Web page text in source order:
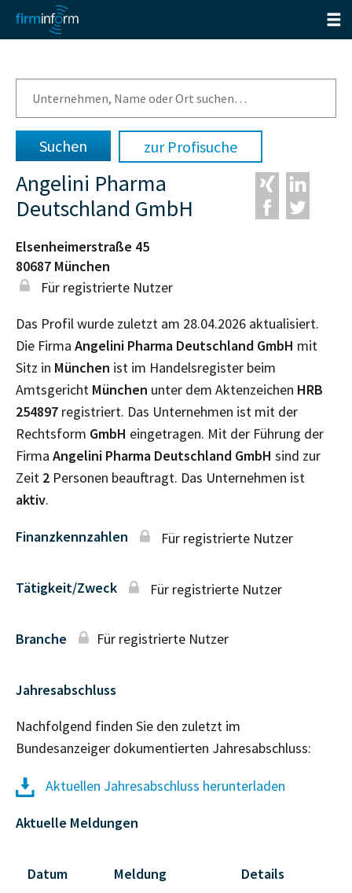
zur Profisuche
Angelini Pharma
Deutschland GmbH
Elsenheimerstraße 45
80687 München
Für registrierte Nutzer
Das Profil wurde zuletzt am 28.04.2026 aktualisiert.
Die Firma Angelini Pharma Deutschland GmbH mit
Sitz in München ist im Handelsregister beim
Amtsgericht München unter dem Aktenzeichen HRB
254897 registriert. Das Unternehmen ist mit der
Rechtsform GmbH eingetragen. Mit der Führung der
Firma Angelini Pharma Deutschland GmbH sind zur
Zeit 2 Personen beauftragt. Das Unternehmen ist
aktiv.
Finanzkennzahlen Für registrierte Nutzer
Tätigkeit/Zweck Für registrierte Nutzer
Branche Für registrierte Nutzer
Jahresabschluss
Nachfolgend finden Sie den zuletzt im
Bundesanzeiger dokumentierten Jahresabschluss:
Aktuellen Jahresabschluss herunterladen
Aktuelle Meldungen
Datum Meldung Details